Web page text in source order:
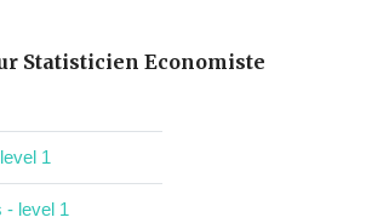
Statisticien Economiste
1
- level 1